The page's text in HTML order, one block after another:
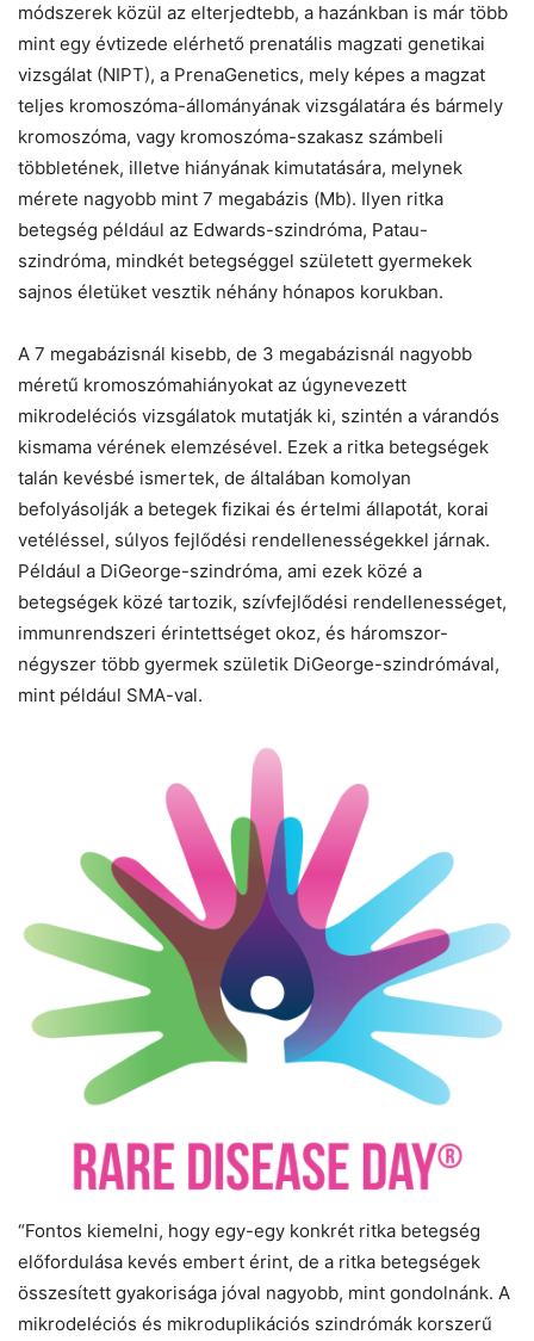
módszerek közül az elterjedtebb, a hazánkban is már több
mint egy évtizede elérhető prenatális magzati genetikai
vizsgálat (NIPT), a PrenaGenetics, mely képes a magzat
teljes kromoszóma-állományának vizsgálatára és bármely
kromoszóma, vagy kromoszóma-szakasz számbeli
többletének, illetve hiányának kimutatására, melynek
mérete nagyobb mint 7 megabázis (Mb). Ilyen ritka
betegség például az Edwards-szindróma, Patau-
szindróma, mindkét betegséggel született gyermekek
sajnos életüket vesztik néhány hónapos korukban.
A 7 megabázisnál kisebb, de 3 megabázisnál nagyobb
méretű kromoszómahiányokat az úgynevezett
mikrodeléciós vizsgálatok mutatják ki, szintén a várandós
kismama vérének elemzésével. Ezek a ritka betegségek
talán kevésbé ismertek, de általában komolyan
befolyásolják a betegek fizikai és értelmi állapotát, korai
vetéléssel, súlyos fejlődési rendellenességekkel járnak.
Például a DiGeorge-szindróma, ami ezek közé a
betegségek közé tartozik, szívfejlődési rendellenességet,
immunrendszeri érintettséget okoz, és háromszor-
négyszer több gyermek születik DiGeorge-szindrómával,
mint például SMA-val.
“Fontos kiemelni, hogy egy-egy konkrét ritka betegség
előfordulása kevés embert érint, de a ritka betegségek
összesített gyakorisága jóval nagyobb, mint gondolnánk. A
mikrodeléciós és mikroduplikációs szindrómák korszerű